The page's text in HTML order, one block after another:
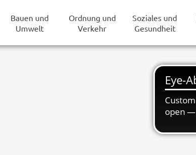
Bauen und
Umwelt
Ordnung und
Verkehr
Soziales und
Gesundheit